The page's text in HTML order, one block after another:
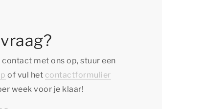
met ons op, stuur een
of vul het contactformulier
week voor je klaar!